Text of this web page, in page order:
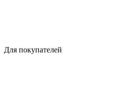
Для покупателей